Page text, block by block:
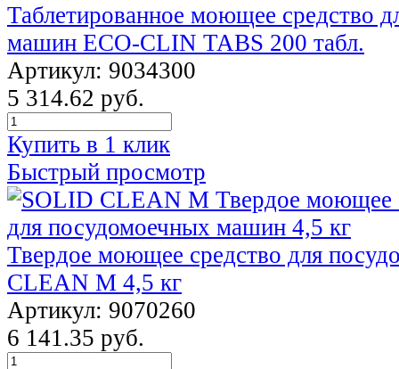
Таблетированное моющее средство
машин ECO-CLIN TABS 200 табл.
Артикул: 9034300
5 314.62 руб.
Купить в 1 клик
Быстрый просмотр
Твердое моющее средство для
CLEAN М 4,5 кг
Артикул: 9070260
6 141.35 руб.